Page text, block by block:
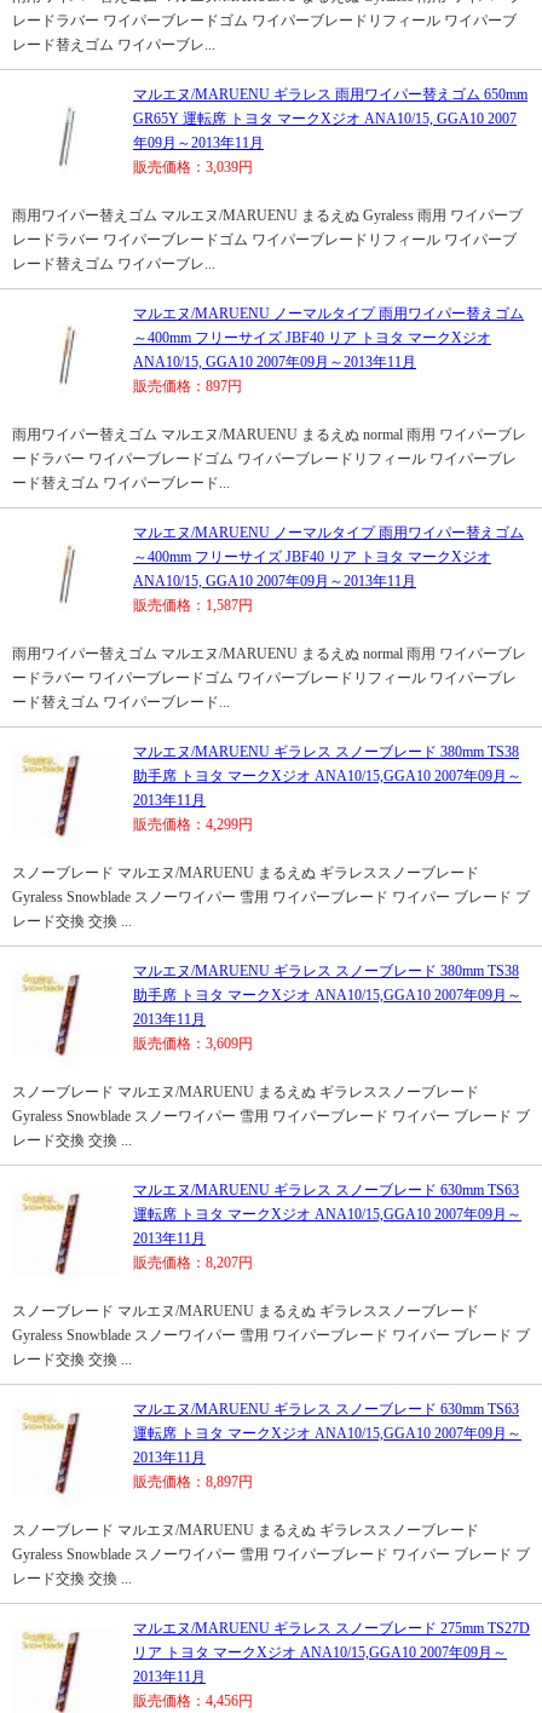
レードラバー ワイパーブレードゴム ワイパーブレードリフィール ワイパーブ
レード替えゴム ワイパーブレ...
マルエヌ/MARUENU ギラレス 雨用ワイパー替えゴム 650mm
GR65Y 運転席 トヨタ マークXジオ ANA10/15, GGA10 2007
年09月～2013年11月
販売価格：3,039円
雨用ワイパー替えゴム マルエヌ/MARUENU まるえぬ Gyraless 雨用 ワイパーブ
レードラバー ワイパーブレードゴム ワイパーブレードリフィール ワイパーブ
レード替えゴム ワイパーブレ...
マルエヌ/MARUENU ノーマルタイプ 雨用ワイパー替えゴム
～400mm フリーサイズ JBF40 リア トヨタ マークXジオ
ANA10/15, GGA10 2007年09月～2013年11月
販売価格：897円
雨用ワイパー替えゴム マルエヌ/MARUENU まるえぬ normal 雨用 ワイパーブレ
ードラバー ワイパーブレードゴム ワイパーブレードリフィール ワイパーブレ
ード替えゴム ワイパーブレード...
マルエヌ/MARUENU ノーマルタイプ 雨用ワイパー替えゴム
～400mm フリーサイズ JBF40 リア トヨタ マークXジオ
ANA10/15, GGA10 2007年09月～2013年11月
販売価格：1,587円
雨用ワイパー替えゴム マルエヌ/MARUENU まるえぬ normal 雨用 ワイパーブレ
ードラバー ワイパーブレードゴム ワイパーブレードリフィール ワイパーブレ
ード替えゴム ワイパーブレード...
マルエヌ/MARUENU ギラレス スノーブレード 380mm TS38
助手席 トヨタ マークXジオ ANA10/15,GGA10 2007年09月～
2013年11月
販売価格：4,299円
スノーブレード マルエヌ/MARUENU まるえぬ ギラレススノーブレード
Gyraless Snowblade スノーワイパー 雪用 ワイパーブレード ワイパー ブレード ブ
レード交換 交換 ...
マルエヌ/MARUENU ギラレス スノーブレード 380mm TS38
助手席 トヨタ マークXジオ ANA10/15,GGA10 2007年09月～
2013年11月
販売価格：3,609円
スノーブレード マルエヌ/MARUENU まるえぬ ギラレススノーブレード
Gyraless Snowblade スノーワイパー 雪用 ワイパーブレード ワイパー ブレード ブ
レード交換 交換 ...
マルエヌ/MARUENU ギラレス スノーブレード 630mm TS63
運転席 トヨタ マークXジオ ANA10/15,GGA10 2007年09月～
2013年11月
販売価格：8,207円
スノーブレード マルエヌ/MARUENU まるえぬ ギラレススノーブレード
Gyraless Snowblade スノーワイパー 雪用 ワイパーブレード ワイパー ブレード ブ
レード交換 交換 ...
マルエヌ/MARUENU ギラレス スノーブレード 630mm TS63
運転席 トヨタ マークXジオ ANA10/15,GGA10 2007年09月～
2013年11月
販売価格：8,897円
スノーブレード マルエヌ/MARUENU まるえぬ ギラレススノーブレード
Gyraless Snowblade スノーワイパー 雪用 ワイパーブレード ワイパー ブレード ブ
レード交換 交換 ...
マルエヌ/MARUENU ギラレス スノーブレード 275mm TS27D
リア トヨタ マークXジオ ANA10/15,GGA10 2007年09月～
2013年11月
販売価格：4,456円